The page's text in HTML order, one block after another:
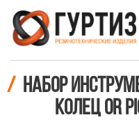
/ Набор
колец OR